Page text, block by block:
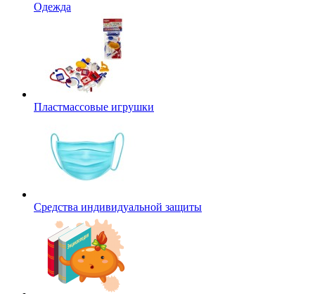
Одежда
Пластмассовые игрушки
Средства индивидуальной защиты